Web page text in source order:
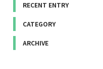
RECENT ENTRY
CATEGORY
ARCHIVE